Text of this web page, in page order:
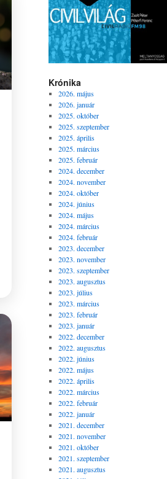
Krónika
2026. május
2026. január
2025. október
2025. szeptember
2025. április
2025. március
2025. február
2024. december
2024. november
2024. október
2024. június
2024. május
2024. március
2024. február
2023. december
2023. november
2023. szeptember
2023. augusztus
2023. július
2023. március
2023. február
2023. január
2022. december
2022. augusztus
2022. június
2022. május
2022. április
2022. március
2022. február
2022. január
2021. december
2021. november
2021. október
2021. szeptember
2021. augusztus